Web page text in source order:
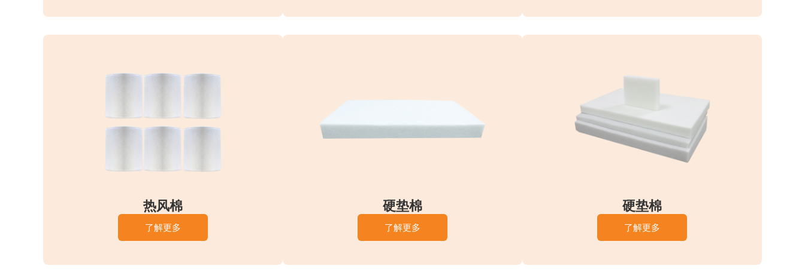
热风棉
了解更多
硬垫棉
了解更多
硬垫棉
了解更多